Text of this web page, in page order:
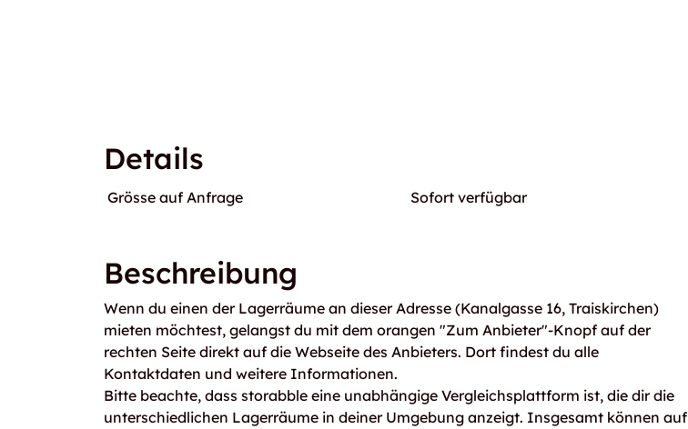
Details
Grösse auf Anfrage Sofort verfügbar
Beschreibung
Wenn du einen der Lagerräume an dieser Adresse (Kanalgasse 16, Traiskirchen)
mieten möchtest, gelangst du mit dem orangen "Zum Anbieter"-Knopf auf der
rechten Seite direkt auf die Webseite des Anbieters. Dort findest du alle
Kontaktdaten und weitere Informationen.
Bitte beachte, dass storabble eine unabhängige Vergleichsplattform ist, die dir die
unterschiedlichen Lagerräume in deiner Umgebung anzeigt. Insgesamt können auf